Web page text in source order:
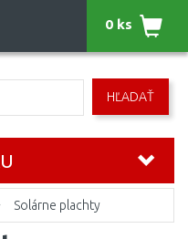
HĽADAŤ
0 ks
Solárne plachty